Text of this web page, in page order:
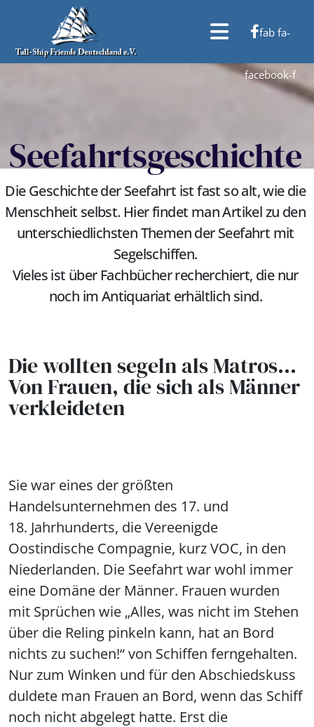
fab fa-
facebook-f
Seefahrtsgeschichte
Die Geschichte der Seefahrt ist fast so alt, wie die
Menschheit selbst. Hier findet man Artikel zu den
unterschiedlichsten Themen der Seefahrt mit
Segelschiffen.
Vieles ist über Fachbücher recherchiert, die nur
noch im Antiquariat erhältlich sind.
Die wollten segeln als Matros...
Von Frauen, die sich als Männer
verkleideten
Sie war eines der größten
Handelsunternehmen des 17. und
18. Jahrhunderts, die Vereenigde
Oostindische Compagnie, kurz VOC, in den
Niederlanden. Die Seefahrt war wohl immer
eine Domäne der Männer. Frauen wurden
mit Sprüchen wie „Alles, was nicht im Stehen
über die Reling pinkeln kann, hat an Bord
nichts zu suchen!“ von Schiffen ferngehalten.
Nur zum Winken und für den Abschiedskuss
duldete man Frauen an Bord, wenn das Schiff
noch nicht abgelegt hatte. Erst die